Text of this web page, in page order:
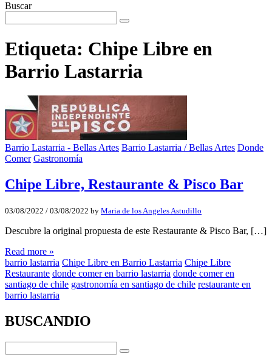
Buscar
Etiqueta: Chipe Libre en
Barrio Lastarria
Barrio Lastarria - Bellas Artes Barrio Lastarria / Bellas Artes Donde
Comer Gastronomía
Chipe Libre, Restaurante & Pisco Bar
03/08/2022 / 03/08/2022 by Maria de los Angeles Astudillo
Descubre la original propuesta de este Restaurante & Pisco Bar, […]
Read more »
barrio lastarria Chipe Libre en Barrio Lastarria Chipe Libre
Restaurante donde comer en barrio lastarria donde comer en
santiago de chile gastronomía en santiago de chile restaurante en
barrio lastarria
BUSCANDIO